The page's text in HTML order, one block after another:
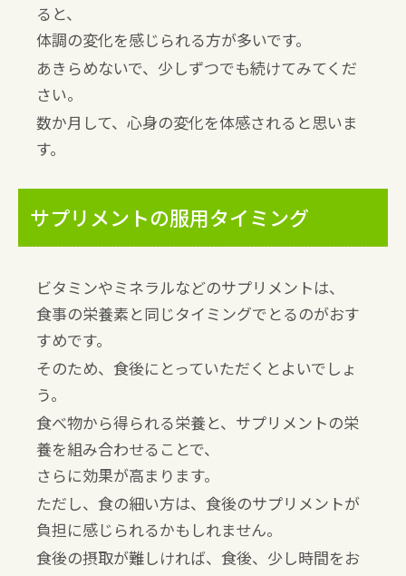
ると、
体調の変化を感じられる方が多いです。
あきらめないで、少しずつでも続けてみてくだ
さい。
数か月して、心身の変化を体感されると思いま
す。
サプリメントの服用タイミング
ビタミンやミネラルなどのサプリメントは、
食事の栄養素と同じタイミングでとるのがおす
すめです。
そのため、食後にとっていただくとよいでしょ
う。
食べ物から得られる栄養と、サプリメントの栄
養を組み合わせることで、
さらに効果が高まります。
ただし、食の細い方は、食後のサプリメントが
負担に感じられるかもしれません。
食後の摂取が難しければ、食後、少し時間をお